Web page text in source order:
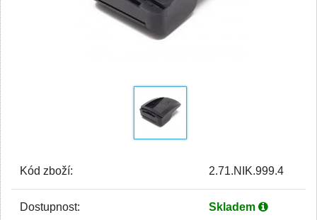
Kód zboží: 2.71.NIK.999.4
Dostupnost: Skladem